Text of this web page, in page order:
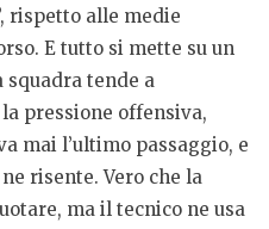
rispetto alle medie
E tutto si mette su un
squadra tende a
pressione offensiva,
mai l’ultimo passaggio, e
risente. Vero che la
ma il tecnico ne usa